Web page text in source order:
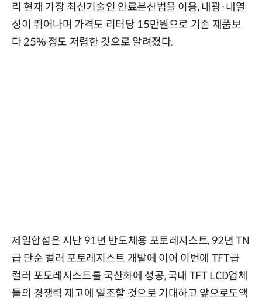
리 현재 가장 최신기술인 안료분산법을 이용, 내광·내열
성이 뛰어나며 가격도 리터당 15만원으로 기존 제품보
다 25% 정도 저렴한 것으로 알려졌다.
제일합섬은 지난 91년 반도체용 포토레지스트, 92년 TN
급 단순 컬러 포토레지스트 개발에 이어 이번에 TFT급
컬러 포토레지스트를 국산화에 성공, 국내 TFT LCD업체
들의 경쟁력 제고에 일조할 것으로 기대하고 앞으로도액